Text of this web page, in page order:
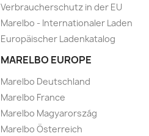
Verbraucherschutz in der EU
Marelbo - Internationaler Laden
Europäischer Ladenkatalog
MARELBO EUROPE
Marelbo Deutschland
Marelbo France
Marelbo Magyarország
Marelbo Österreich